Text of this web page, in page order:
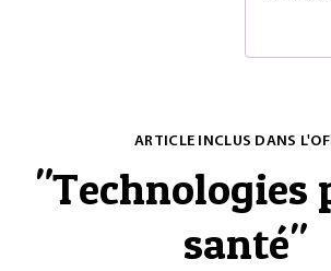
ARTICLE INCLUS DANS
"Technologies
santé"